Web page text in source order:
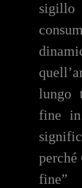
sigillo
lungo
fine
perché
fine”